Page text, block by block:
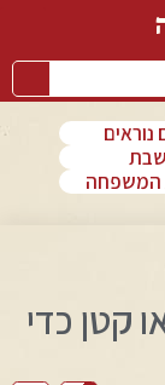
נוראים
שבת
המשפחה
קטן כדי